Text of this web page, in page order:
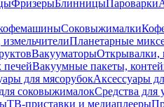
ФризерыБлинницыПароварки
Соковыжималки
Планетарные
ВакууматорыОткрывалки,
печейВакуумные пакеты,
для мясорубокАксессуары
соковыжималокСредства для
ТВ-приставки и медиаплееры